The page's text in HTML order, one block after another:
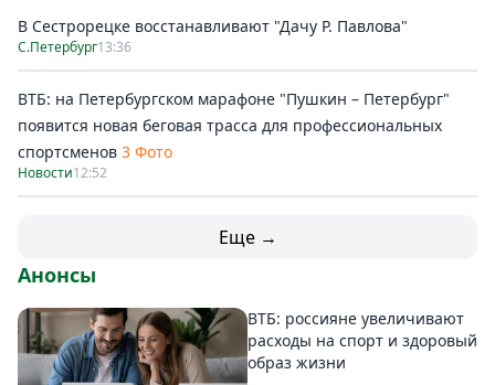
В Сестрорецке восстанавливают "Дачу Р. Павлова"
С.Петербург13:36
ВТБ: на Петербургском марафоне "Пушкин – Петербург"
появится новая беговая трасса для профессиональных
спортсменов 3 Фото
Новости12:52
Еще →
Анонсы
ВТБ: россияне увеличивают
расходы на спорт и здоровый
образ жизни